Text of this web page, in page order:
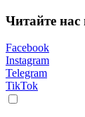
Читайте нас
Facebook
Instagram
Telegram
TikTok